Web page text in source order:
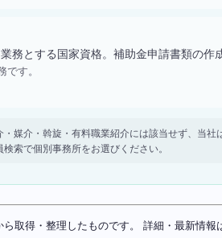
務とする国家資格。補助金申請書類の作
す。
媒介・斡旋・有料職業紹介には該当せず、当
索で個別事務所をお選びください。
取得・整理したものです。 詳細・最新情